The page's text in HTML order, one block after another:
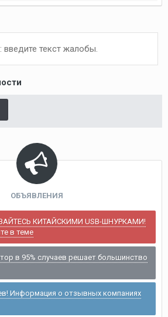
введите текст жалобы.
ОБЪЯВЛЕНИЯ
КИТАЙСКИМИ USB-ШНУРКАМИ!
в теме
в 95% случаев решает большинство
Информация о отзывных компаниях